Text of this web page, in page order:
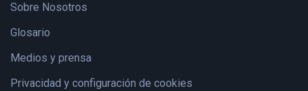
Sobre Nosotros
Glosario
Medios y prensa
Privacidad y configuración de cookies